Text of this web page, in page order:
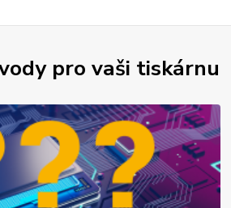
pro vaši tiskárnu